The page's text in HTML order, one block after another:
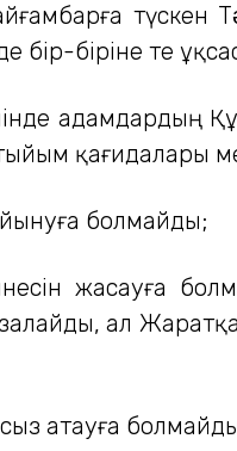
түскен
біріне өте
адамдардың
қағидалары
болмайды;
жасауға
ал
атауға